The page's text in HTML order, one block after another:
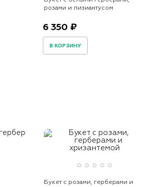
розами и лизиантусом
6 350 ₽
В КОРЗИНУ
Букет с розами, герберами и